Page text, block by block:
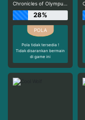
Chronicles of Olympus X UP
28%
Pola tidak tersedia !
Tidak disarankan bermain
di game ini